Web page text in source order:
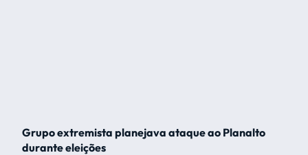
Grupo extremista planejava ataque ao Planalto
durante eleições